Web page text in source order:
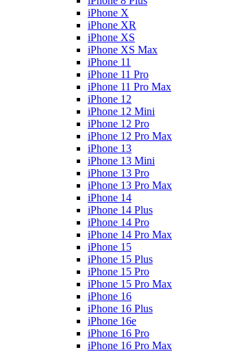
iPhone X
iPhone XR
iPhone XS
iPhone XS Max
iPhone 11
iPhone 11 Pro
iPhone 11 Pro Max
iPhone 12
iPhone 12 Mini
iPhone 12 Pro
iPhone 12 Pro Max
iPhone 13
iPhone 13 Mini
iPhone 13 Pro
iPhone 13 Pro Max
iPhone 14
iPhone 14 Plus
iPhone 14 Pro
iPhone 14 Pro Max
iPhone 15
iPhone 15 Plus
iPhone 15 Pro
iPhone 15 Pro Max
iPhone 16
iPhone 16 Plus
iPhone 16e
iPhone 16 Pro
iPhone 16 Pro Max